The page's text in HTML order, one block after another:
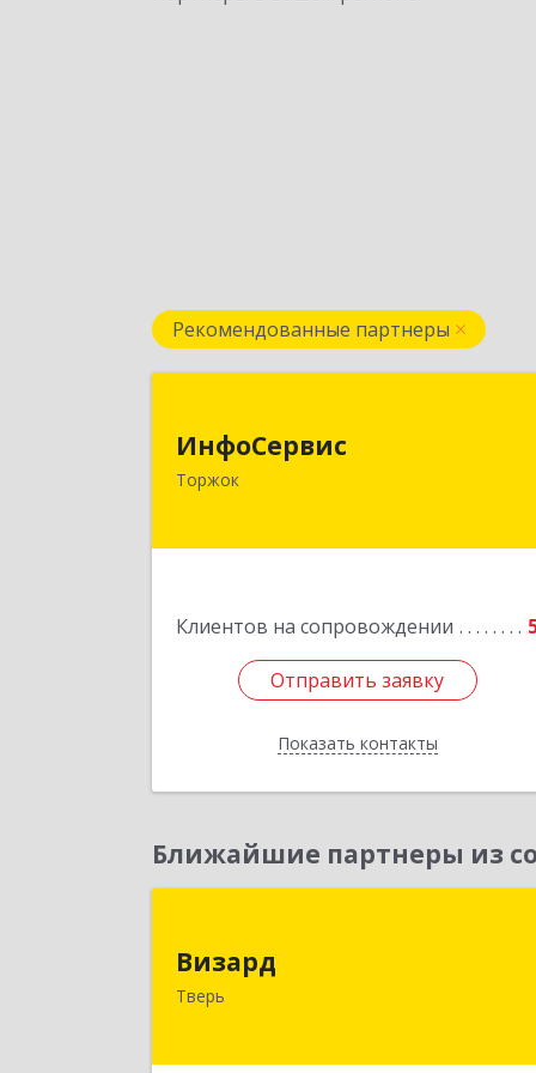
Рекомендованные партнеры
ИнфоСервис
Торжок
Клиентов на сопровождении
Отправить заявку
Показать контакты
172002, Тверская обл, Торжок г,
Отправить заявку
Назад
Ближайшие партнеры из
Визард
Тверь
170006, Тверская обл, Тверь г,